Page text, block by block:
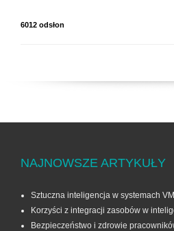
6012 odsłon
NAJNOWSZE ARTYKUŁY
Sztuczna inteligencja w systemach
Korzyści z integracji zasobów w
Bezpieczeństwo i zdrowie